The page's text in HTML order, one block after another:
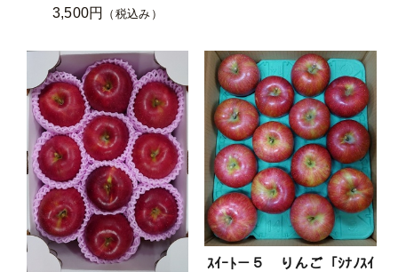
3,500円 （税込み）
ｽｲｰﾄ－５ りんご「ｼﾅﾉｽｲ